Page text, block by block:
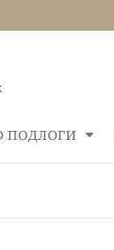
ПОДЛОГИ